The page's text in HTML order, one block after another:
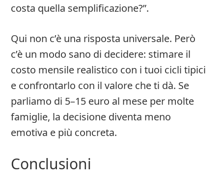
costa quella semplificazione?”.
Qui non c’è una risposta universale. Però
c’è un modo sano di decidere: stimare il
costo mensile realistico con i tuoi cicli tipici
e confrontarlo con il valore che ti dà. Se
parliamo di 5–15 euro al mese per molte
famiglie, la decisione diventa meno
emotiva e più concreta.
Conclusioni